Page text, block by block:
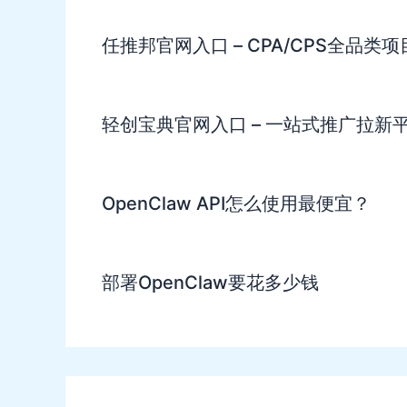
任推邦官网入口 – CPA/CPS全品类项
轻创宝典官网入口 – 一站式推广拉新
OpenClaw API怎么使用最便宜？
部署OpenClaw要花多少钱